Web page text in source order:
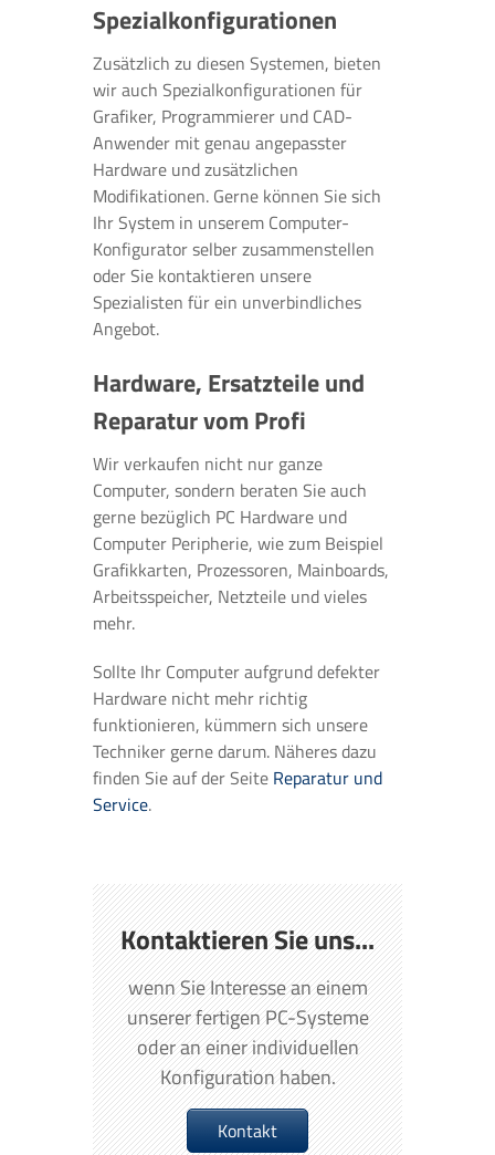
Spezialkonfigurationen
Zusätzlich zu diesen Systemen, bieten
wir auch Spezialkonfigurationen für
Grafiker, Programmierer und CAD-
Anwender mit genau angepasster
Hardware und zusätzlichen
Modifikationen. Gerne können Sie sich
Ihr System in unserem Computer-
Konfigurator selber zusammenstellen
oder Sie kontaktieren unsere
Spezialisten für ein unverbindliches
Angebot.
Hardware, Ersatzteile und
Reparatur vom Profi
Wir verkaufen nicht nur ganze
Computer, sondern beraten Sie auch
gerne bezüglich PC Hardware und
Computer Peripherie, wie zum Beispiel
Grafikkarten, Prozessoren, Mainboards,
Arbeitsspeicher, Netzteile und vieles
mehr.
Sollte Ihr Computer aufgrund defekter
Hardware nicht mehr richtig
funktionieren, kümmern sich unsere
Techniker gerne darum. Näheres dazu
finden Sie auf der Seite Reparatur und
Service.
Kontaktieren Sie uns...
wenn Sie Interesse an einem
unserer fertigen PC-Systeme
oder an einer individuellen
Konfiguration haben.
Kontakt